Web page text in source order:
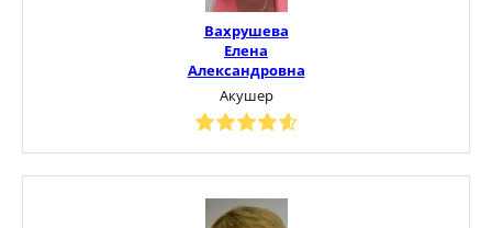
Вахрушева
Елена
Александровна
Акушер